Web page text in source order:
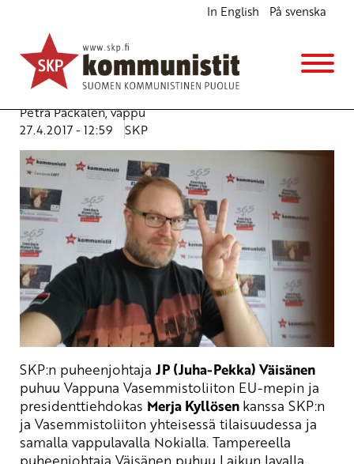
In English På svenska
Emme alistu ikinä – porvarien riistolle ja
kapitalismille on vaihtoehto
Ajankohtaista
Avainsanat:JP Väisänen,Merja Kyllönen
Petra Packalen,vappu
27.4.2017 - 12:59
SKP
SKP:n puheenjohtaja JP (Juha-Pekka) Väisänen
puhuu Vappuna Vasemmistoliiton EU-mepin ja
presidenttiehdokas Merja Kyllösen kanssa SKP:n
ja Vasemmistoliiton yhteisessä tilaisuudessa ja
samalla vappulavalla Nokialla. Tampereella
puheenjohtaja Väisänen puhuu Laikun lavalla.